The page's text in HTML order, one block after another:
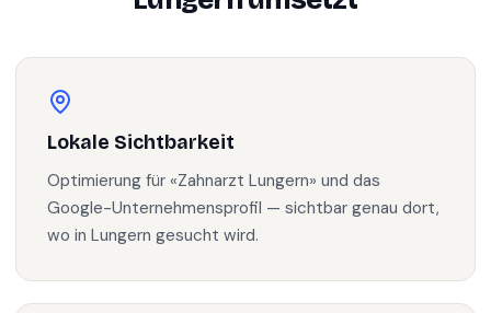
Lokale Sichtbarkeit
Optimierung für «Zahnarzt Lungern» und das
Google-Unternehmensprofil — sichtbar genau dort,
wo in Lungern gesucht wird.